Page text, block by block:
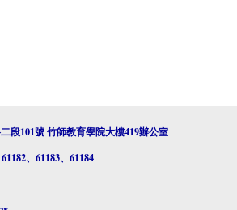
段101號 竹師教育學院大樓419辦公室
、61183、61184